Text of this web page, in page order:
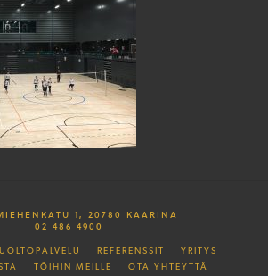
1, 20780 KAARINA
02 486 4900
REFERENSSIT
YRITYS
TÖIHIN MEILLE OTA YHTEYTTÄ